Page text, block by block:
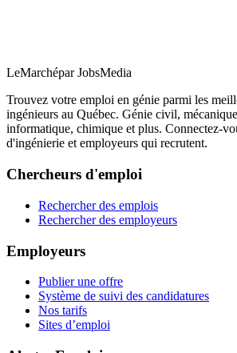
LeMarchépar JobsMedia
Trouvez votre emploi en génie parmi les
ingénieurs au Québec. Génie civil,
informatique, chimique et plus. Connectez-
d'ingénierie et employeurs qui recrutent.
Chercheurs d'emploi
Rechercher des emplois
Rechercher des employeurs
Employeurs
Publier une offre
Système de suivi des candidatures
Nos tarifs
Sites d’emploi